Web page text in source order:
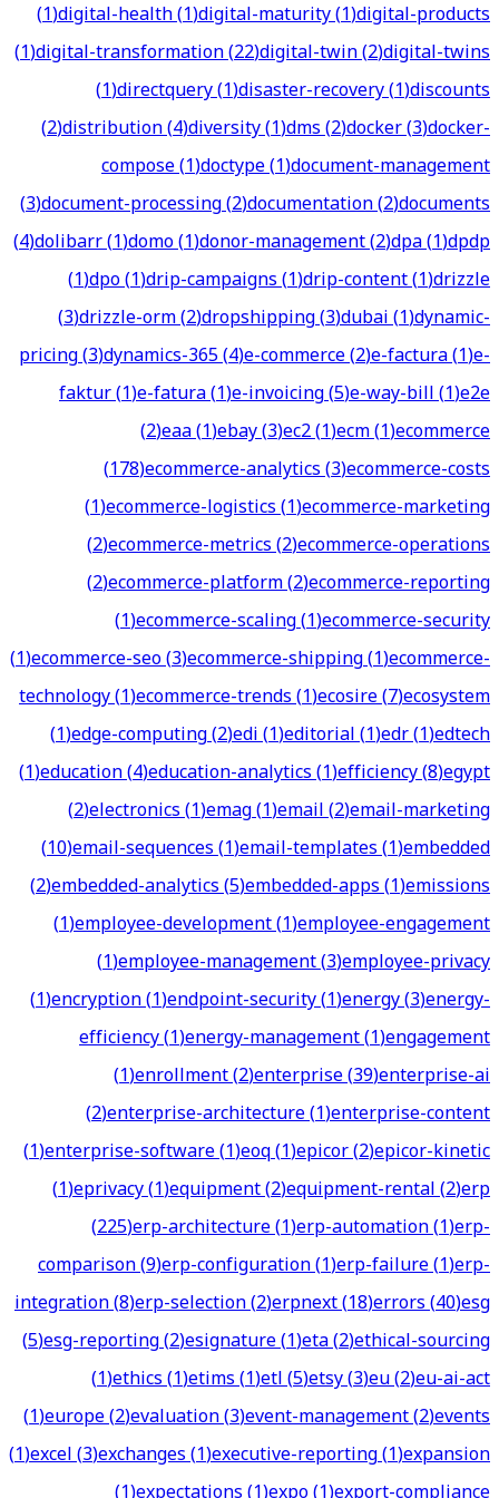
(1)digital-health(1)digital-maturity(1)digital-products
(1)digital-transformation(22)digital-twin(2)digital-twins
(1)directquery(1)disaster-recovery(1)discounts
(2)distribution(4)diversity(1)dms(2)docker(3)docker-
compose(1)doctype(1)document-management
(3)document-processing(2)documentation(2)documents
(4)dolibarr(1)domo(1)donor-management(2)dpa(1)dpdp
(1)dpo(1)drip-campaigns(1)drip-content(1)drizzle
(3)drizzle-orm(2)dropshipping(3)dubai(1)dynamic-
pricing(3)dynamics-365(4)e-commerce(2)e-factura(1)e-
faktur(1)e-fatura(1)e-invoicing(5)e-way-bill(1)e2e
(2)eaa(1)ebay(3)ec2(1)ecm(1)ecommerce
(178)ecommerce-analytics(3)ecommerce-costs
(1)ecommerce-logistics(1)ecommerce-marketing
(2)ecommerce-metrics(2)ecommerce-operations
(2)ecommerce-platform(2)ecommerce-reporting
(1)ecommerce-scaling(1)ecommerce-security
(1)ecommerce-seo(3)ecommerce-shipping(1)ecommerce-
technology(1)ecommerce-trends(1)ecosire(7)ecosystem
(1)edge-computing(2)edi(1)editorial(1)edr(1)edtech
(1)education(4)education-analytics(1)efficiency(8)egypt
(2)electronics(1)emag(1)email(2)email-marketing
(10)email-sequences(1)email-templates(1)embedded
(2)embedded-analytics(5)embedded-apps(1)emissions
(1)employee-development(1)employee-engagement
(1)employee-management(3)employee-privacy
(1)encryption(1)endpoint-security(1)energy(3)energy-
efficiency(1)energy-management(1)engagement
(1)enrollment(2)enterprise(39)enterprise-ai
(2)enterprise-architecture(1)enterprise-content
(1)enterprise-software(1)eoq(1)epicor(2)epicor-kinetic
(1)eprivacy(1)equipment(2)equipment-rental(2)erp
(225)erp-architecture(1)erp-automation(1)erp-
comparison(9)erp-configuration(1)erp-failure(1)erp-
integration(8)erp-selection(2)erpnext(18)errors(40)esg
(5)esg-reporting(2)esignature(1)eta(2)ethical-sourcing
(1)ethics(1)etims(1)etl(5)etsy(3)eu(2)eu-ai-act
(1)europe(2)evaluation(3)event-management(2)events
(1)excel(3)exchanges(1)executive-reporting(1)expansion